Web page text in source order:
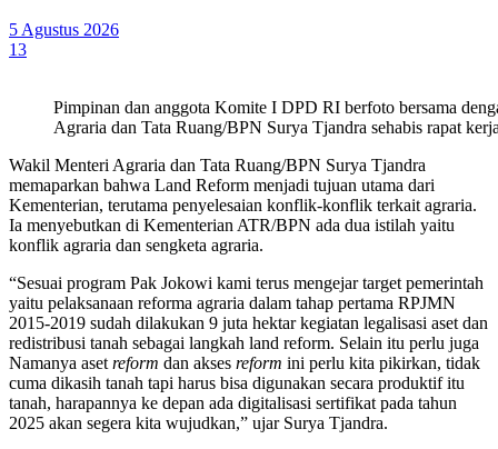
5 Agustus 2026
13
Pimpinan dan anggota Komite I DPD RI berfoto bersama
Agraria dan Tata Ruang/BPN Surya Tjandra sehabis rapat
Wakil Menteri Agraria dan Tata Ruang/BPN Surya Tjandra
memaparkan bahwa Land Reform menjadi tujuan utama dari
Kementerian, terutama penyelesaian konflik-konflik terkait agraria.
Ia menyebutkan di Kementerian ATR/BPN ada dua istilah yaitu
konflik agraria dan sengketa agraria.
“Sesuai program Pak Jokowi kami terus mengejar target pemerintah
yaitu pelaksanaan reforma agraria dalam tahap pertama RPJMN
2015-2019 sudah dilakukan 9 juta hektar kegiatan legalisasi aset dan
redistribusi tanah sebagai langkah land reform. Selain itu perlu juga
Namanya aset reform dan akses reform ini perlu kita pikirkan, tidak
cuma dikasih tanah tapi harus bisa digunakan secara produktif itu
tanah, harapannya ke depan ada digitalisasi sertifikat pada tahun
2025 akan segera kita wujudkan,” ujar Surya Tjandra.